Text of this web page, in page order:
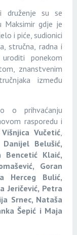
druženje su se
Maksimir gdje je
i piće, sudionici
stručna, radna i
ponekom
znanstvenim
između
o prihvaćanju
rasporedu i
Višnjica Vučetić,
Danijel Belušić,
Bencetić Klaić,
Goran
Herceg Bulić,
Jeričević, Petra
Srnec, Nataša
Šepić i Maja